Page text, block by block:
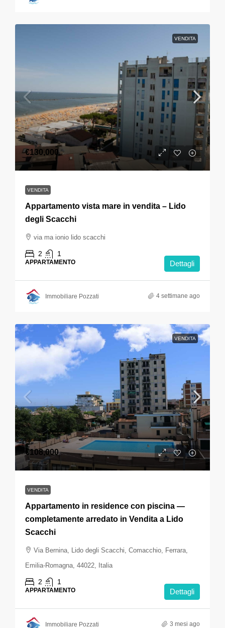
VENDITA
€130,000
VENDITA
Appartamento vista mare in vendita – Lido
degli Scacchi
via ma ionio lido scacchi
2 1
APPARTAMENTO Dettagli
Immobiliare Pozzati 4 settimane ago
VENDITA
€108,000
VENDITA
Appartamento in residence con piscina —
completamente arredato in Vendita a Lido
Scacchi
Via Bernina, Lido degli Scacchi, Comacchio, Ferrara,
Emilia-Romagna, 44022, Italia
2 1
APPARTAMENTO Dettagli
Immobiliare Pozzati 3 mesi ago